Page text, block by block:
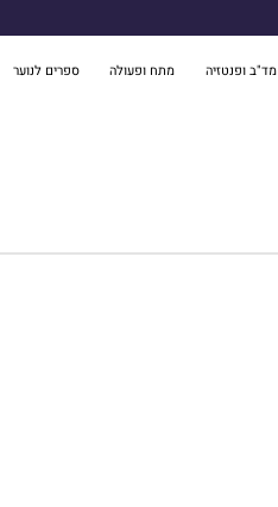
מד"ב ופנטזיה מתח ופעולה ספרים לנוער